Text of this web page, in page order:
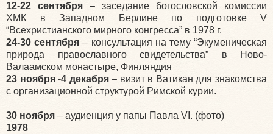
12-22 сентября – заседание богословской комиссии
ХМК в Западном Берлине по подготовке V
“Всехристианского мирного конгресса” в 1978 г.
24-30 сентября – консультация на тему “Экуменическая
природа православного свидетельства” в Ново-
Валаамском монастыре, Финляндия
23 ноября -4 декабря– визит в Ватикан для знакомства
с организационной структурой Римской курии.
30 ноября – аудиенция у папы Павла VI. (фото)
1978